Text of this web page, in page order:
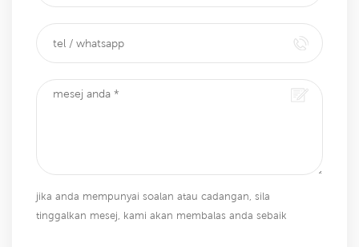
jika anda mempunyai soalan atau cadangan, sila
tinggalkan mesej, kami akan membalas anda sebaik